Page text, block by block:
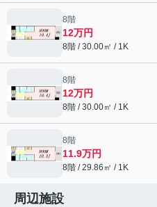
8階
12万円
8階 / 30.00㎡ / 1K
8階
12万円
8階 / 30.00㎡ / 1K
8階
11.9万円
8階 / 29.86㎡ / 1K
周辺施設